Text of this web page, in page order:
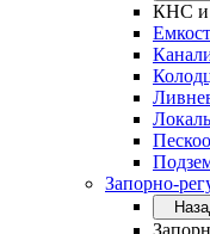
КНС
Запорно-